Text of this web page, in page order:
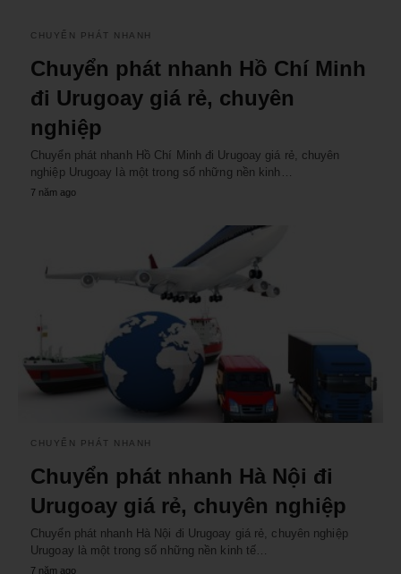
CHUYỂN PHÁT NHANH
Chuyển phát nhanh Hồ Chí Minh
đi Urugoay giá rẻ, chuyên
nghiệp
Chuyển phát nhanh Hồ Chí Minh đi Urugoay giá rẻ, chuyên
nghiệp Urugoay là một trong số những nền kinh…
7 năm ago
CHUYỂN PHÁT NHANH
Chuyển phát nhanh Hà Nội đi
Urugoay giá rẻ, chuyên nghiệp
Chuyển phát nhanh Hà Nội đi Urugoay giá rẻ, chuyên nghiệp
Urugoay là một trong số những nền kinh tế…
7 năm ago